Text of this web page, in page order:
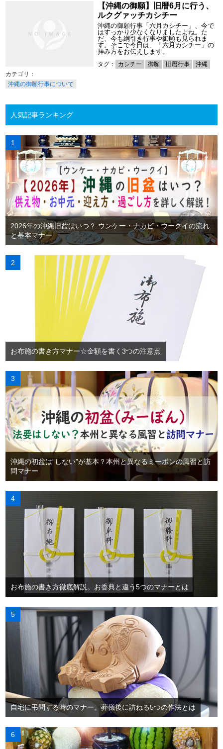
沖縄の御願行事について
【沖縄の御願】旧暦6月に行う、
ルクグァッチカシチー
沖縄の御願行事「六月カシチー」、今で
はすっかり少なくなりましたよね。た
だ、今も綱引き行事や御願も見られま
す。そこで今日は、「六月カシチー」の
拝み方をお伝えします。
タグ： カシチー 御願 旧暦行事 沖縄
人気記事ランキング
2026年の沖縄旧盆はいつ？ ウンケー・ナカビ・ウークイの流れ
と基本マナー
お布施の書き方マナー☆金額を書く3つの注意点
沖縄の初盆は“しない”が基本？本州と異なるミーボンの風習と訪
問マナー
お布施の書き方徹底解説。お香典と違う5つのマナーとは
自宅に弔問する時のマナー。葬儀後に訪ねる5つの作法とは